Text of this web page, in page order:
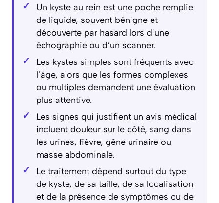
Un kyste au rein est une poche remplie
de liquide, souvent bénigne et
découverte par hasard lors d’une
échographie ou d’un scanner.
Les kystes simples sont fréquents avec
l’âge, alors que les formes complexes
ou multiples demandent une évaluation
plus attentive.
Les signes qui justifient un avis médical
incluent douleur sur le côté, sang dans
les urines, fièvre, gêne urinaire ou
masse abdominale.
Le traitement dépend surtout du type
de kyste, de sa taille, de sa localisation
et de la présence de symptômes ou de